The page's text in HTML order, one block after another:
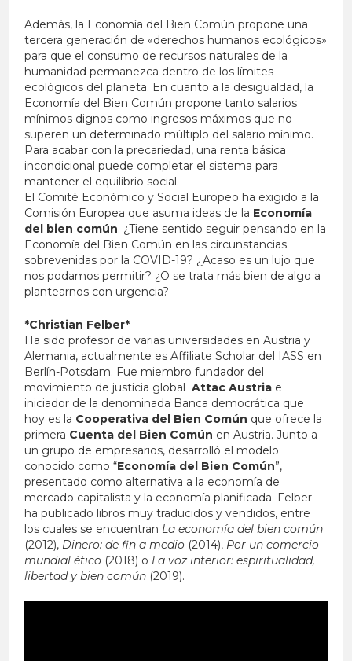
Además, la Economía del Bien Común propone una
tercera generación de «derechos humanos ecológicos»
para que el consumo de recursos naturales de la
humanidad permanezca dentro de los límites
ecológicos del planeta. En cuanto a la desigualdad, la
Economía del Bien Común propone tanto salarios
mínimos dignos como ingresos máximos que no
superen un determinado múltiplo del salario mínimo.
Para acabar con la precariedad, una renta básica
incondicional puede completar el sistema para
mantener el equilibrio social.
El Comité Económico y Social Europeo ha exigido a la
Comisión Europea que asuma ideas de la Economía
del bien común. ¿Tiene sentido seguir pensando en la
Economía del Bien Común en las circunstancias
sobrevenidas por la COVID-19? ¿Acaso es un lujo que
nos podamos permitir? ¿O se trata más bien de algo a
plantearnos con urgencia?
*Christian Felber*
Ha sido profesor de varias universidades en Austria y
Alemania, actualmente es Affiliate Scholar del IASS en
Berlín-Potsdam. Fue miembro fundador del
movimiento de justicia globalAttac Austria e
iniciador de la denominada Banca democrática que
hoy es la Cooperativa del Bien Común que ofrece la
primera Cuenta del Bien Común en Austria. Junto a
un grupo de empresarios, desarrolló el modelo
conocido como “Economía del Bien Común”,
presentado como alternativa a la economía de
mercado capitalista y la economía planificada.​ Felber
ha publicado libros muy traducidos y vendidos, entre
los cuales se encuentran La economía del bien común
(2012), Dinero: de fin a medio (2014), Por un comercio
mundial ético (2018) o La voz interior: espiritualidad,
libertad y bien común (2019).